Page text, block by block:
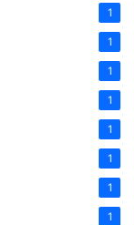
1
1
1
1
1
1
1
1